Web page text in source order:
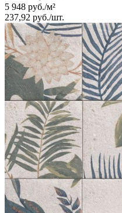
5 948 руб./м²
237,92 руб./шт.